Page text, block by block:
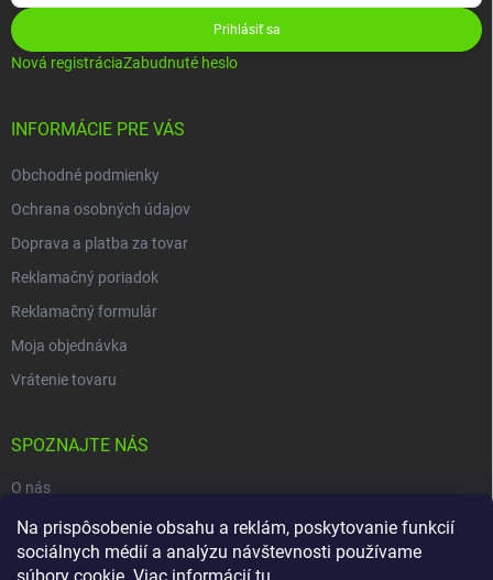
Na prispôsobenie obsahu a reklám, poskytovanie funkcií
sociálnych médií a analýzu návštevnosti používame
Prihlásiť sa
Nová registráciaZabudnuté heslo
INFORMÁCIE PRE VÁS
Obchodné podmienky
Ochrana osobných údajov
Doprava a platba za tovar
Reklamačný poriadok
Reklamačný formulár
Moja objednávka
Vrátenie tovaru
SPOZNAJTE NÁS
O nás
Naša predajňa
Kontakty